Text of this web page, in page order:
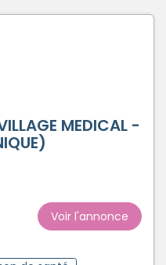
MEDICAL -
Voir l'annonce